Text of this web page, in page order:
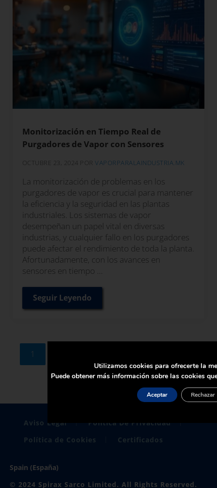
Monitorización en Tiempo Real de
Purgadores de Vapor con Sensores
OCTUBRE 23, 2024 PORVAPORPARALAINDUSTRIA.MK
La monitorización de problemas en los
purgadores de vapor es crucial para mantener
la eficiencia y la seguridad en las plantas
industriales. Los sistemas de vapor
desempeñan un papel vital en diversas
industrias, y cualquier fallo en los purgadores
puede afectar el rendimiento de toda la planta.
Afortunadamente, con los avances en
sensores en tiempo …
Seguir LeyendoMonitorización en Tiempo Real de
1
Aviso Legal
Politica De Privacidad
Política de Cookies
Certificados
Spain (España)
© 2024 Spirax Sarco Limited. All Rights Reserved.
Utilizamos cookies para ofrecerte la
Puede obtener más información sobre las cookies
Aceptar Rechazar